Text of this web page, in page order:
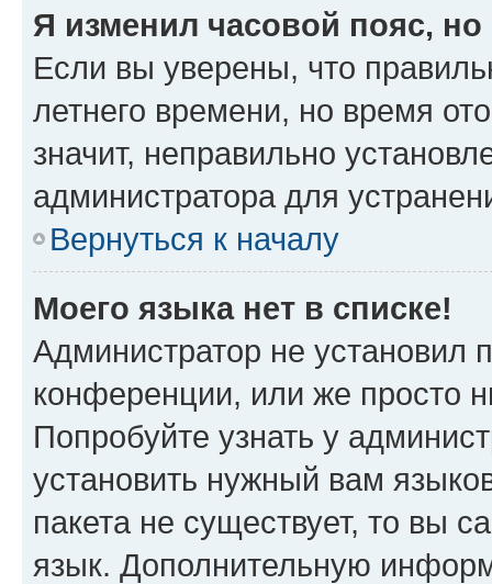
Я изменил часовой пояс,
Если вы уверены, что
летнего времени, но время
значит, неправильно
администратора для
Вернуться к началу
Моего языка нет в списке!
Администратор не установил
конференции, или же просто
Попробуйте узнать у
установить нужный вам
пакета не существует, то вы
язык. Дополнительную